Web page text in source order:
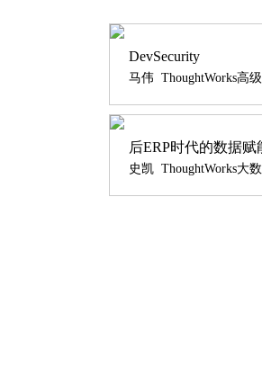
DevSecurity
后ERP时代的数据赋